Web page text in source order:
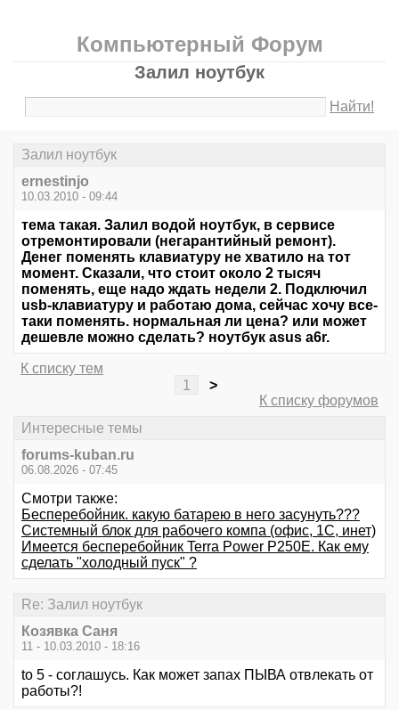
Компьютерный Форум
Залил ноутбук
Найти!
Залил ноутбук
ernestinjo
10.03.2010 - 09:44
тема такая. Залил водой ноутбук, в сервисе
отремонтировали (негарантийный ремонт).
Денег поменять клавиатуру не хватило на тот
момент. Сказали, что стоит около 2 тысяч
поменять, еще надо ждать недели 2. Подключил
usb-клавиатуру и работаю дома, сейчас хочу все-
таки поменять. нормальная ли цена? или может
дешевле можно сделать? ноутбук asus a6r.
К списку тем
1
>
К списку форумов
Интересные темы
forums-kuban.ru
06.08.2026 - 07:45
Смотри также:
Бесперебойник. какую батарею в него засунуть???
Системный блок для рабочего компа (офис, 1С, инет)
Имеется бесперебойник Terra Power P250E. Как ему
сделать "холодный пуск" ?
Re: Залил ноутбук
Козявка Саня
11 - 10.03.2010 - 18:16
to 5 - соглашусь. Как может запах ПЫВА отвлекать от
работы?!